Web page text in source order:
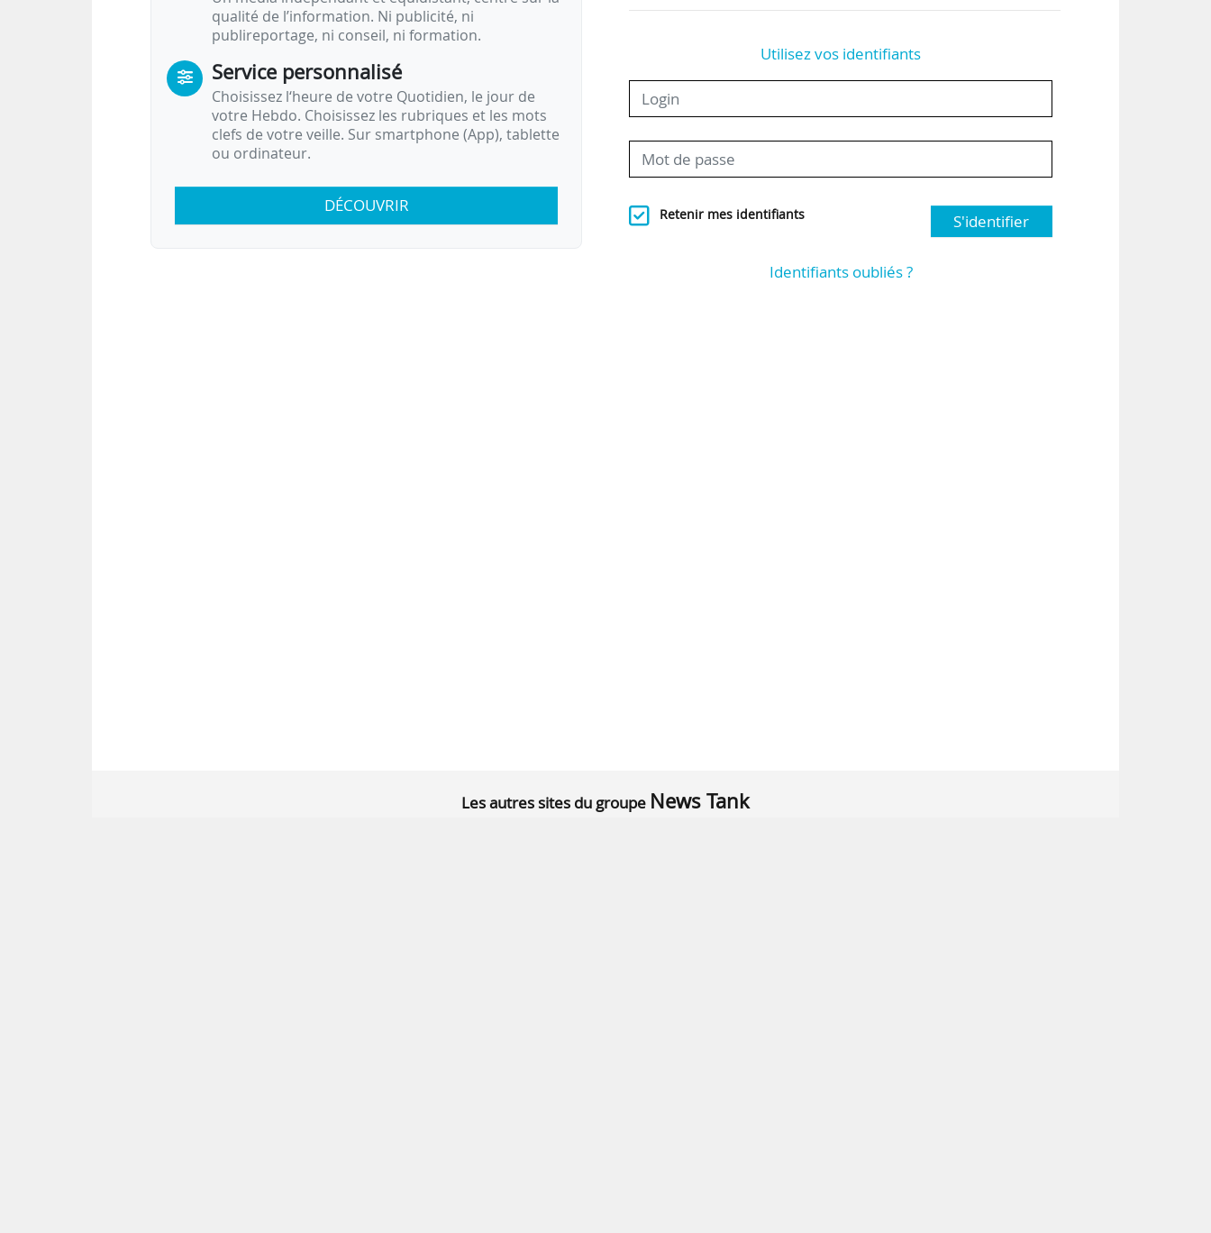
qualité de l’information. Ni publicité, ni
publireportage, ni conseil, ni formation.
Service personnalisé
Choisissez l‘heure de votre Quotidien, le jour de
votre Hebdo. Choisissez les rubriques et les mots
clefs de votre veille. Sur smartphone (App), tablette
ou ordinateur.
DÉCOUVRIR
Utilisez vos identifiants
Retenir mes identifiants S'identifier
Identifiants oubliés ?
Les autres sites du groupe News Tank